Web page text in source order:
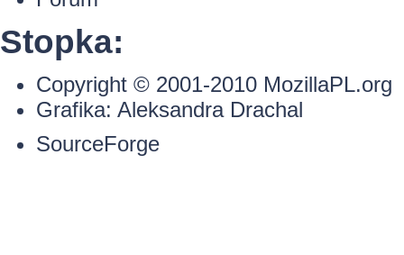
Stopka:
Copyright © 2001-2010 MozillaPL.org
Grafika: Aleksandra Drachal
SourceForge